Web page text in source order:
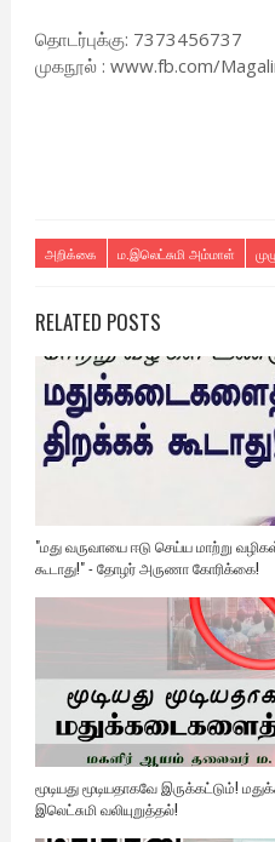
தொடர்புக்கு: 7373456737
முகநூல் : www.fb.com/
அறிக்கை ம.இலெட்சுமி அம்மாள்
RELATED POSTS
"மது வருவாயை ஈடு செய்ய மாற்று
கூடாது!" - தோழர் அருணா கோரிக்கை!
மூடியது மூடியதாகவே இருக்கட்டும்!
இலெட்சுமி வலியுறுத்தல்!